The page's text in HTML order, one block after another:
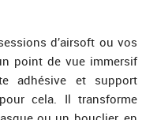
d’airsoft ou vos
point de vue immersif
adhésive et support
cela. Il transforme